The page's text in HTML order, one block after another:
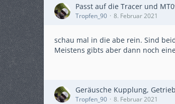
Passt auf die Tracer und
Tropfen_90 8. Februar 2021
schau mal in die abe rein. Sind
Meistens gibts aber dann noch
Geräusche Kupplung,
Tropfen_90 8. Februar 2021